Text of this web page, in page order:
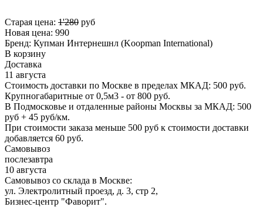
Старая цена: 1'280 руб
Новая цена: 990
Бренд: Купман Интернешнл (Koopman International)
В корзину
Доставка
11 августа
Стоимость доставки по Москве в пределах МКАД: 500 руб.
Крупногабаритные от 0,5м3 - от 800 руб.
В Подмосковье и отдаленные районы Москвы за МКАД: 500
руб + 45 руб/км.
При стоимости заказа меньше 500 руб к стоимости доставки
добавляется 60 руб.
Самовывоз
послезавтра
10 августа
Самовывоз со склада в Москве:
ул. Электролитный проезд, д. 3, стр 2,
Бизнес-центр "Фаворит".